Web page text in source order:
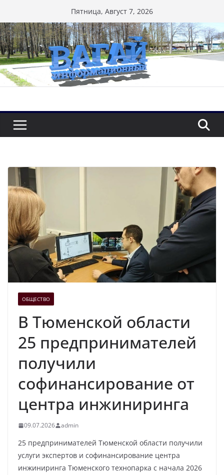
к
содержимому
Пятница, Август 7, 2026
ОБЩЕСТВО
В Тюменской области
25 предпринимателей
получили
софинансирование от
центра инжиниринга
09.07.2026 admin
25 предпринимателей Тюменской области получили
услуги экспертов и софинансирование центра
инжиниринга Тюменского технопарка с начала 2026